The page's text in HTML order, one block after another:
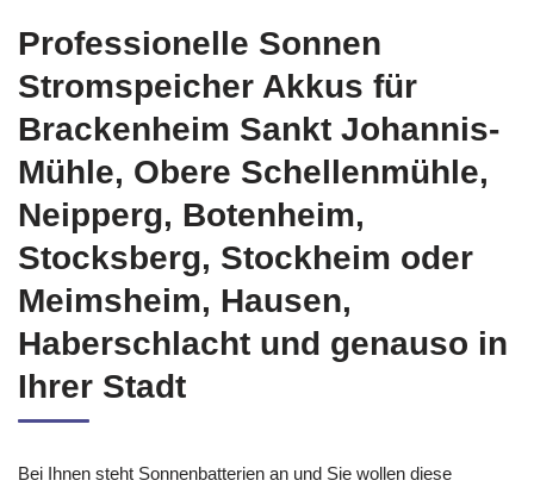
Professionelle Sonnen
Stromspeicher Akkus für
Brackenheim Sankt Johannis-
Mühle, Obere Schellenmühle,
Neipperg, Botenheim,
Stocksberg, Stockheim oder
Meimsheim, Hausen,
Haberschlacht und genauso in
Ihrer Stadt
Bei Ihnen steht Sonnenbatterien an und Sie wollen diese